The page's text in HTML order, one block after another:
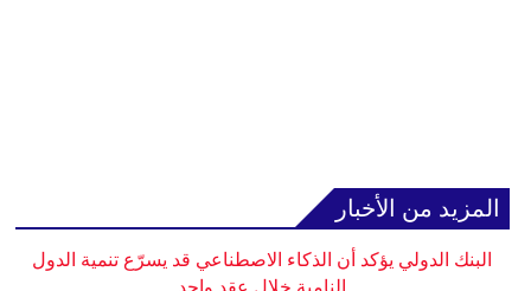
المزيد من الأخبار
البنك الدولي يؤكد أن الذكاء الاصطناعي قد يسرّع تنمية الدول
النامية خلال عقد واحد